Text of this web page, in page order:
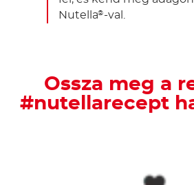
Nutella® -val.
Ossza meg a
#nutellarecept